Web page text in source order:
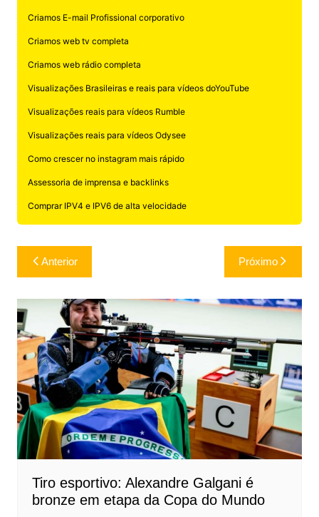
Criamos E-mail Profissional corporativo
Criamos web tv completa
Criamos web rádio completa
Visualizações Brasileiras e reais para vídeos doYouTube
Visualizações reais para vídeos Rumble
Visualizações reais para vídeos Odysee
Como crescer no instagram mais rápido
Assessoria de imprensa e backlinks
Comprar IPV4 e IPV6 de alta velocidade
Navegação
de
Post
Anterior Próximo
Tiro esportivo: Alexandre Galgani é
bronze em etapa da Copa do Mundo